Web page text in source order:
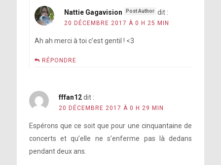
Nattie Gagavision dit :
20 DÉCEMBRE 2017 À 0 H 25 MIN
Ah ah merci à toi c’est gentil ! <3
RÉPONDRE
fffan12 dit :
20 DÉCEMBRE 2017 À 0 H 29 MIN
Espérons que ce soit que pour une cinquantaine de
concerts et qu’elle ne s’enferme pas là dedans
pendant deux ans.